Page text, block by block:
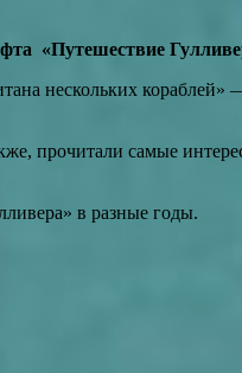
«Путешествие
нескольких кораблей»
прочитали самые
в разные годы.